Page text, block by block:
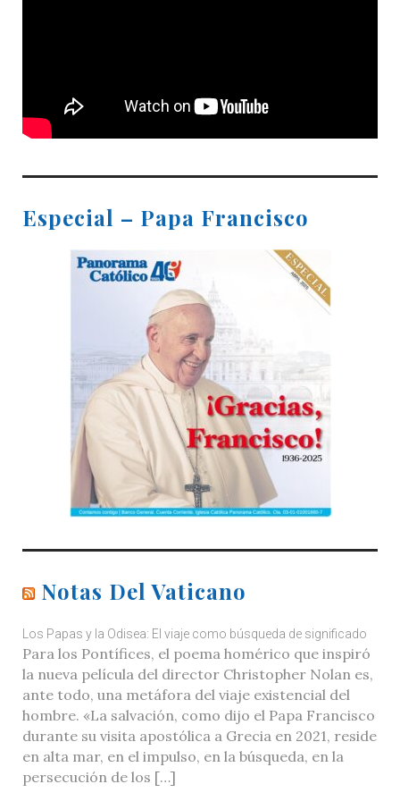
Especial – Papa Francisco
Notas Del Vaticano
Los Papas y la Odisea: El viaje como búsqueda de significado
Para los Pontífices, el poema homérico que inspiró
la nueva película del director Christopher Nolan es,
ante todo, una metáfora del viaje existencial del
hombre. «La salvación, como dijo el Papa Francisco
durante su visita apostólica a Grecia en 2021, reside
en alta mar, en el impulso, en la búsqueda, en la
persecución de los […]